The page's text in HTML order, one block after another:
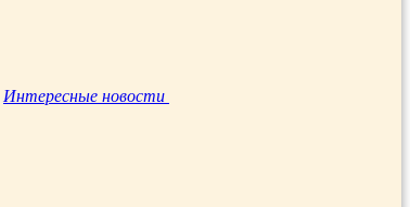
Интересные новости